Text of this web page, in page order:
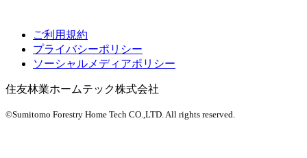
ご利用規約
プライバシーポリシー
ソーシャルメディアポリシー
住友林業ホームテック株式会社
©Sumitomo Forestry Home Tech CO.,LTD.All rights reserved.